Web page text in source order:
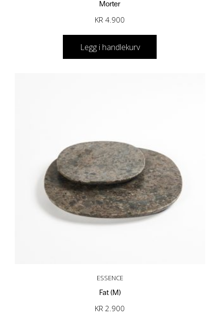
Morter
KR 4.900
Legg i handlekurv
ESSENCE
Fat (M)
KR 2.900